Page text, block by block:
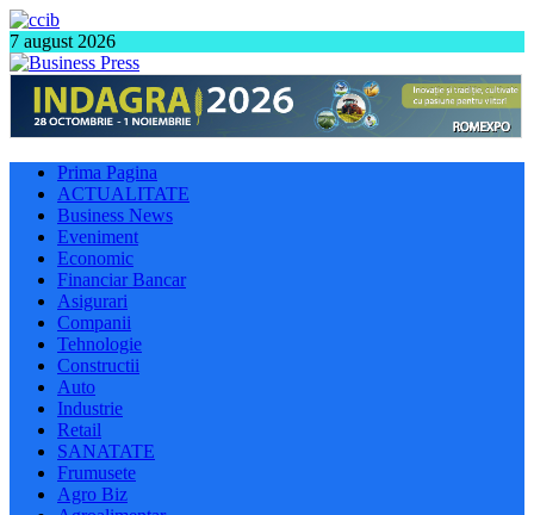
7 august 2026
Prima Pagina
ACTUALITATE
Business News
Eveniment
Economic
Financiar Bancar
Asigurari
Companii
Tehnologie
Constructii
Auto
Industrie
Retail
SANATATE
Frumusete
Agro Biz